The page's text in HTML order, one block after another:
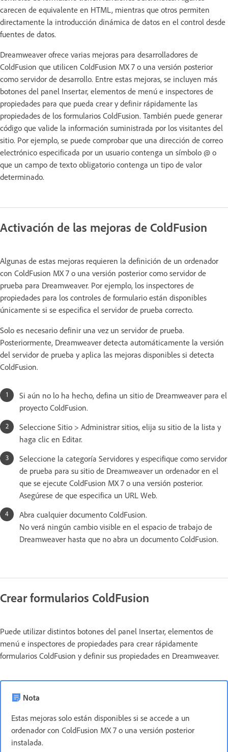
carecen de equivalente en HTML, mientras que otros permiten
directamente la introducción dinámica de datos en el control desde
fuentes de datos.
Dreamweaver ofrece varias mejoras para desarrolladores de
ColdFusion que utilicen ColdFusion MX 7 o una versión posterior
como servidor de desarrollo. Entre estas mejoras, se incluyen más
botones del panel Insertar, elementos de menú e inspectores de
propiedades para que pueda crear y definir rápidamente las
propiedades de los formularios ColdFusion. También puede generar
código que valide la información suministrada por los visitantes del
sitio. Por ejemplo, se puede comprobar que una dirección de correo
electrónico especificada por un usuario contenga un símbolo @ o
que un campo de texto obligatorio contenga un tipo de valor
determinado.
Activación de las mejoras de ColdFusion
Algunas de estas mejoras requieren la definición de un ordenador
con ColdFusion MX 7 o una versión posterior como servidor de
prueba para Dreamweaver. Por ejemplo, los inspectores de
propiedades para los controles de formulario están disponibles
únicamente si se especifica el servidor de prueba correcto.
Solo es necesario definir una vez un servidor de prueba.
Posteriormente, Dreamweaver detecta automáticamente la versión
del servidor de prueba y aplica las mejoras disponibles si detecta
ColdFusion.
Si aún no lo ha hecho, defina un sitio de Dreamweaver para el
proyecto ColdFusion.
Seleccione Sitio > Administrar sitios, elija su sitio de la lista y
haga clic en Editar.
Seleccione la categoría Servidores y especifique como servidor
de prueba para su sitio de Dreamweaver un ordenador en el
que se ejecute ColdFusion MX 7 o una versión posterior.
Asegúrese de que especifica un URL Web.
Abra cualquier documento ColdFusion.
No verá ningún cambio visible en el espacio de trabajo de
Dreamweaver hasta que no abra un documento ColdFusion.
Crear formularios ColdFusion
Puede utilizar distintos botones del panel Insertar, elementos de
menú e inspectores de propiedades para crear rápidamente
formularios ColdFusion y definir sus propiedades en Dreamweaver.
Nota
Estas mejoras solo están disponibles si se accede a un
ordenador con ColdFusion MX 7 o una versión posterior
instalada.